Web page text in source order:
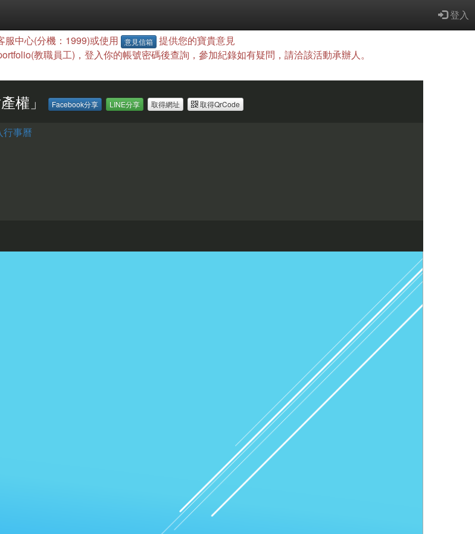
登入
服中心(分機：1999)或使用
意見信箱
提供您的寶貴意見
教職員工)，登入你的帳號密碼後查詢，參加紀錄如有疑問，請洽該活動承辦人。
權」 Facebook分享 LINE分享 取得網址 取得QrCode
行事曆